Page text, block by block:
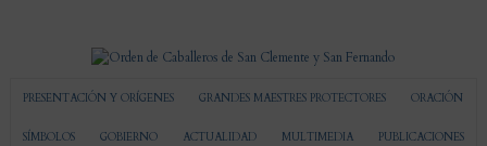
PRESENTACIÓN Y ORÍGENES GRANDES MAESTRES PROTECTORES ORACIÓN
SÍMBOLOS GOBIERNO ACTUALIDAD MULTIMEDIA PUBLICACIONES